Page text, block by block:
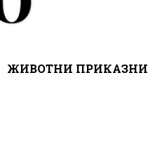
ЖИВОТНИ ПРИКАЗНИ